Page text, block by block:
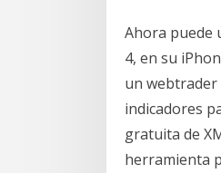
Ahora puede
4, en su
un webtrader
indicadores
gratuita de
herramienta